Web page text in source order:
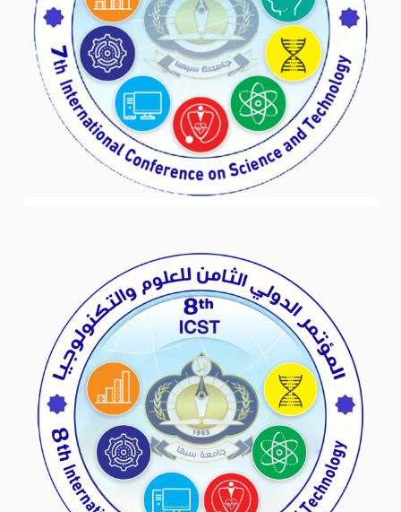
المؤتمر الدولي السابع للعلوم والتكنولوجيا
المؤتمرات العالمية , المؤتمرات المحلية
المؤتمر الدولي الثامن للعلوم والتكنولوجيا
المؤتمرات العالمية